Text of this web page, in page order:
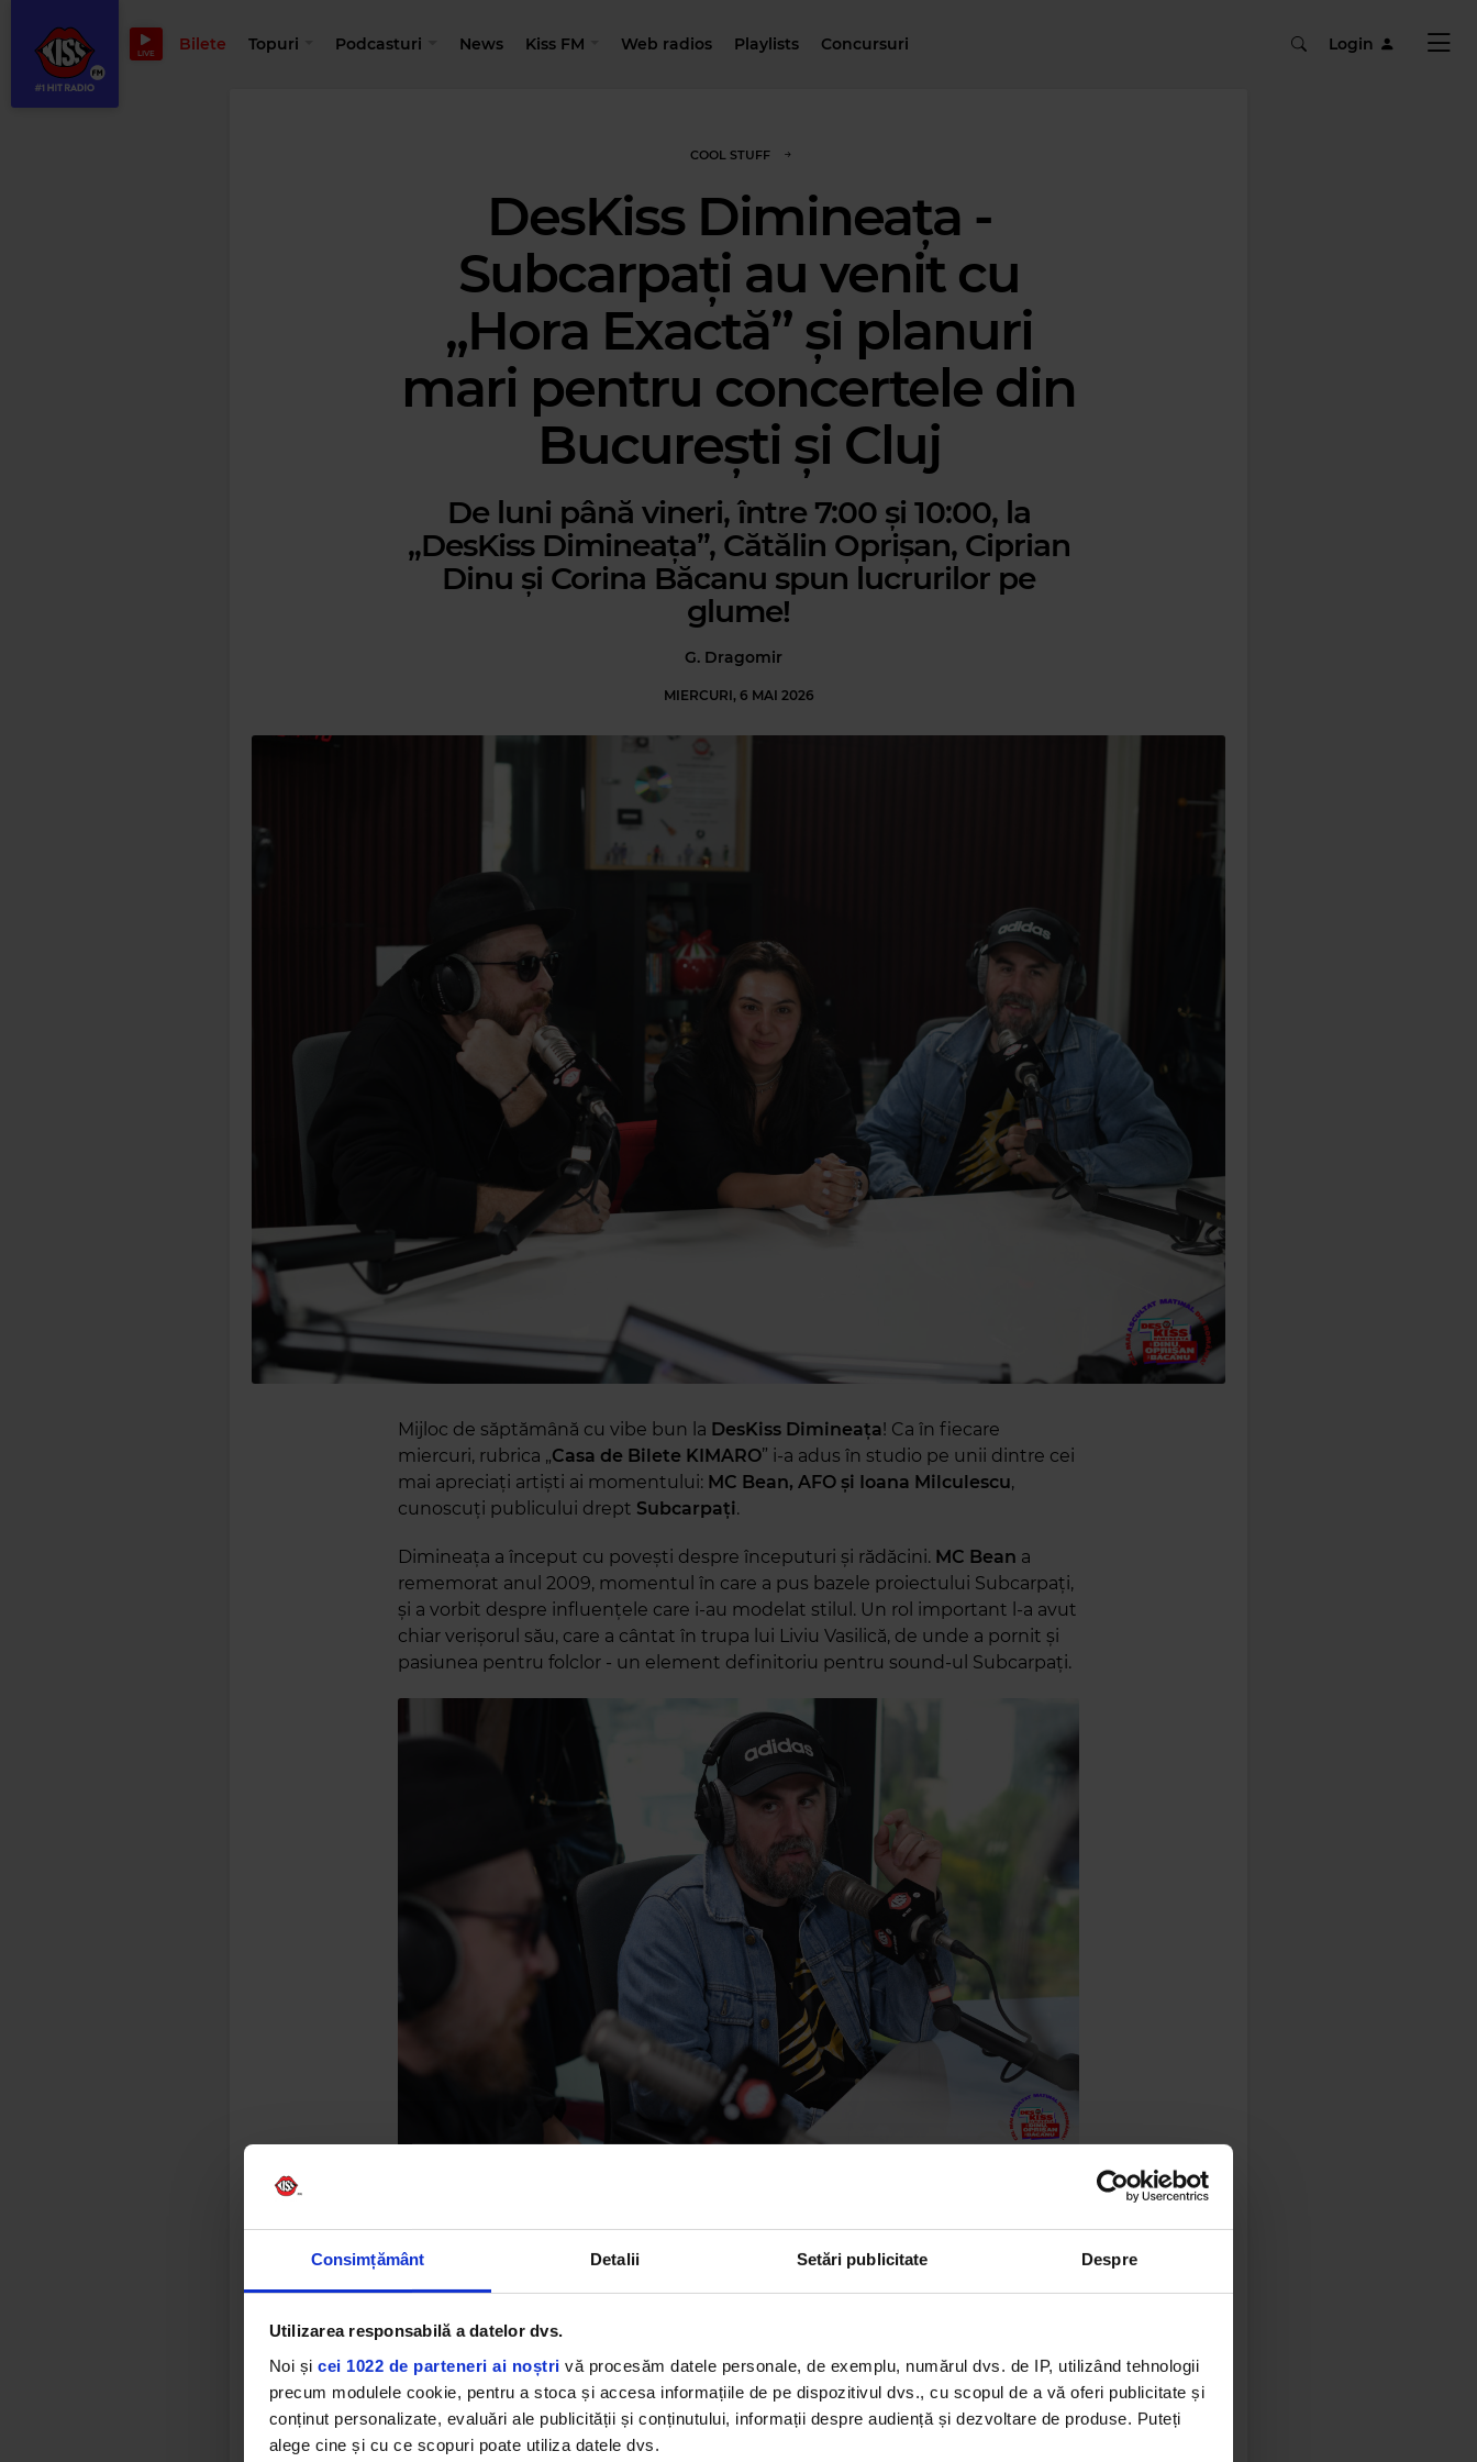
Consimțământ Detalii Setări publicitate Despre
Utilizarea responsabilă a datelor dvs.
Noi și cei 1022 de parteneri ai noștri vă procesăm datele personale, de exemplu, numărul dvs. de IP, utilizând tehnologii
precum modulele cookie, pentru a stoca și accesa informațiile de pe dispozitivul dvs., cu scopul de a vă oferi publicitate și
conținut personalizate, evaluări ale publicității și conținutului, informații despre audiență și dezvoltare de produse. Puteți
alege cine și cu ce scopuri poate utiliza datele dvs.
LIVE Bilete Topuri Podcasturi News Kiss FM Web radios Playlists Concursuri Login
COOL STUFF
DesKiss Dimineața -
Subcarpați au venit cu
„Hora Exactă” și planuri
mari pentru concertele din
București și Cluj
De luni până vineri, între 7:00 și 10:00, la
„DesKiss Dimineața”, Cătălin Oprișan, Ciprian
Dinu și Corina Băcanu spun lucrurilor pe
glume!
G. Dragomir
MIERCURI, 6 MAI 2026
Mijloc de săptămână cu vibe bun la DesKiss Dimineața! Ca în fiecare
miercuri, rubrica „Casa de Bilete KIMARO” i-a adus în studio pe unii dintre cei
mai apreciați artiști ai momentului: MC Bean, AFO și Ioana Milculescu,
cunoscuți publicului drept Subcarpați.
Dimineața a început cu povești despre începuturi și rădăcini. MC Bean a
rememorat anul 2009, momentul în care a pus bazele proiectului Subcarpați,
și a vorbit despre influențele care i-au modelat stilul. Un rol important l-a avut
chiar verișorul său, care a cântat în trupa lui Liviu Vasilică, de unde a pornit și
pasiunea pentru folclor - un element definitoriu pentru sound-ul Subcarpați.
Romane
primul eveniment la care se dă cortul jos la Arene. Avem cerul
deasupra, sunt sigur că vremea o să țină cu noi”, a spus MC
Bean, entuziasmat de întâlnirea cu fanii.